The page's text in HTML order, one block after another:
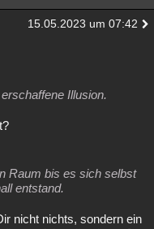
15.05.2023 um 07:42
Illusion.
Raum bis es sich selbst
entstand.
nicht nichts, sondern ein